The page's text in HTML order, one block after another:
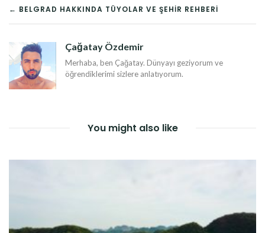
YAZI
DOLAŞIMI
← BELGRAD HAKKINDA TÜYOLAR VE ŞEHIR REHBERI
Çağatay Özdemir
Merhaba, ben Çağatay. Dünyayı geziyorum ve
öğrendiklerimi sizlere anlatıyorum.
You might also like